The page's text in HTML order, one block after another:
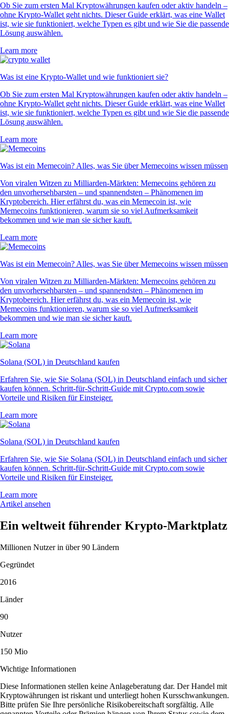
Ob Sie zum ersten Mal Kryptowährungen kaufen oder aktiv handeln –
ohne Krypto-Wallet geht nichts. Dieser Guide erklärt, was eine Wallet
ist, wie sie funktioniert, welche Typen es gibt und wie Sie die passende
Lösung auswählen.
Learn more
Was ist eine Krypto-Wallet und wie funktioniert sie?
Ob Sie zum ersten Mal Kryptowährungen kaufen oder aktiv handeln –
ohne Krypto-Wallet geht nichts. Dieser Guide erklärt, was eine Wallet
ist, wie sie funktioniert, welche Typen es gibt und wie Sie die passende
Lösung auswählen.
Learn more
Was ist ein Memecoin? Alles, was Sie über Memecoins wissen müssen
Von viralen Witzen zu Milliarden-Märkten: Memecoins gehören zu
den unvorhersehbarsten – und spannendsten – Phänomenen im
Kryptobereich. Hier erfährst du, was ein Memecoin ist, wie
Memecoins funktionieren, warum sie so viel Aufmerksamkeit
bekommen und wie man sie sicher kauft.
Learn more
Was ist ein Memecoin? Alles, was Sie über Memecoins wissen müssen
Von viralen Witzen zu Milliarden-Märkten: Memecoins gehören zu
den unvorhersehbarsten – und spannendsten – Phänomenen im
Kryptobereich. Hier erfährst du, was ein Memecoin ist, wie
Memecoins funktionieren, warum sie so viel Aufmerksamkeit
bekommen und wie man sie sicher kauft.
Learn more
Solana (SOL) in Deutschland kaufen
Erfahren Sie, wie Sie Solana (SOL) in Deutschland einfach und sicher
kaufen können. Schritt-für-Schritt-Guide mit Crypto.com sowie
Vorteile und Risiken für Einsteiger.
Learn more
Solana (SOL) in Deutschland kaufen
Erfahren Sie, wie Sie Solana (SOL) in Deutschland einfach und sicher
kaufen können. Schritt-für-Schritt-Guide mit Crypto.com sowie
Vorteile und Risiken für Einsteiger.
Learn more
Artikel ansehen
Ein weltweit führender Krypto-Marktplatz
Millionen Nutzer in über 90 Ländern
Gegründet
2016
Länder
90
Nutzer
150 Mio
Wichtige Informationen
Diese Informationen stellen keine Anlageberatung dar. Der Handel mit
Kryptowährungen ist riskant und unterliegt hohen Kursschwankungen.
Bitte prüfen Sie Ihre persönliche Risikobereitschaft sorgfältig. Alle